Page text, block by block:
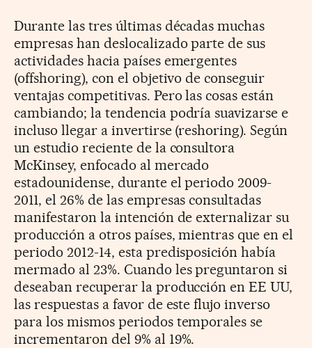
Durante las tres últimas décadas muchas
empresas han deslocalizado parte de sus
actividades hacia países emergentes
(offshoring), con el objetivo de conseguir
ventajas competitivas. Pero las cosas están
cambiando; la tendencia podría suavizarse e
incluso llegar a invertirse (reshoring). Según
un estudio reciente de la consultora
McKinsey, enfocado al mercado
estadounidense, durante el periodo 2009-
2011, el 26% de las empresas consultadas
manifestaron la intención de externalizar su
producción a otros países, mientras que en el
periodo 2012-14, esta predisposición había
mermado al 23%. Cuando les preguntaron si
deseaban recuperar la producción en EE UU,
las respuestas a favor de este flujo inverso
para los mismos periodos temporales se
incrementaron del 9% al 19%.